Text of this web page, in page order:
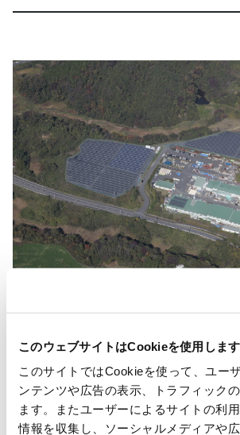
このウェブサイトはCookieを使用します
このサイトではCookieを使って、ユー
ンテンツや広告の表示、トラフィック
ます。またユーザーによるサイトの利
情報を収集し、ソーシャルメディアや
Address 13-5